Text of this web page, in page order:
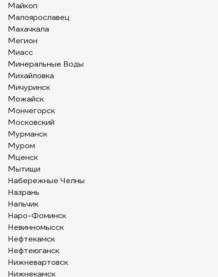
Майкоп
Малоярославец
Махачкала
Мегион
Миасс
Минеральные Воды
Михайловка
Мичуринск
Можайск
Мончегорск
Московский
Мурманск
Муром
Мценск
Мытищи
Набережные Челны
Назрань
Нальчик
Наро-Фоминск
Невинномысск
Нефтекамск
Нефтеюганск
Нижневартовск
Нижнекамск